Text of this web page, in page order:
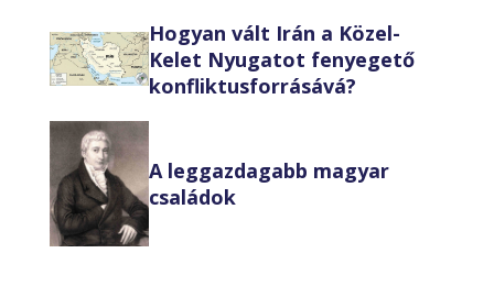
Hogyan vált Irán a Közel-
Kelet Nyugatot fenyegető
konfliktusforrásává?
A leggazdagabb magyar
családok